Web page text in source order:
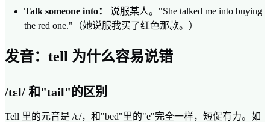
Talk someone into：
说服某人。"She talked me into buying
the red one."（她说服我买了红色那款。）
发音：tell 为什么容易说错
/tɛl/ 和"tail"的区别
Tell 里的元音是 /ɛ/，和"bed"里的"e"完全一样，短促有力。如